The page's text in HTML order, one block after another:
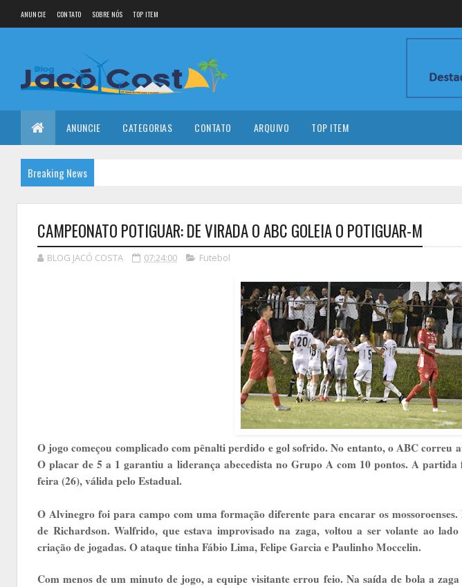
ANUNCIE CONTATO SOBRE NÓS TOP ITEM
ANUNCIE CATEGORIAS CONTATO ARQUIVO TOP ITEM
Breaking News
CAMPEONATO POTIGUAR: DE VIRADA O ABC GOLEIA O POTIGUAR-M
BLOG JACÓ COSTA 07:24:00 Futebol
O jogo começou complicado com pênalti perdido e gol sofrido. No entanto, o ABC correu
O placar de 5 a 1 garantiu a liderança abecedista no Grupo A com 10 pontos. A
feira (26), válida pelo Estadual.
O Alvinegro foi para campo com uma formação diferente para encarar os
de Richardson. Walfrido, que estava improvisado na zaga, voltou a ser volante ao
criação de jogadas. O ataque tinha Fábio Lima, Felipe Garcia e Paulinho Moccelin.
Com menos de um minuto de jogo, a equipe visitante errou feio. Na saída de bola a